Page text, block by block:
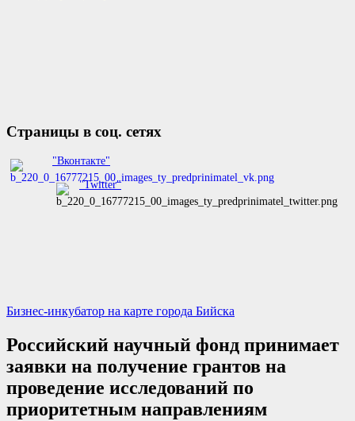
Страницы в соц. сетях
"Вконтакте"
"Twitter"
Бизнес-инкубатор на карте города Бийска
Российский научный фонд принимает
заявки на получение грантов на
проведение исследований по
приоритетным направлениям